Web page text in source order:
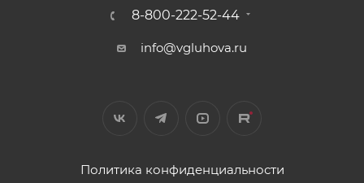
8-800-222-52-44
info@vgluhova.ru
Политика конфиденциальности